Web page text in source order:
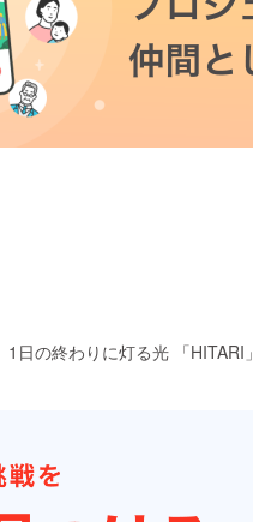
の終わりに灯る光 「HITARI」